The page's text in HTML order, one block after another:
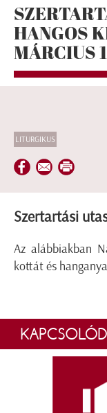
HANGOS
MÁRCIUS
LITURGIKUS
Szertartási
Az alábbiakban
kottát és